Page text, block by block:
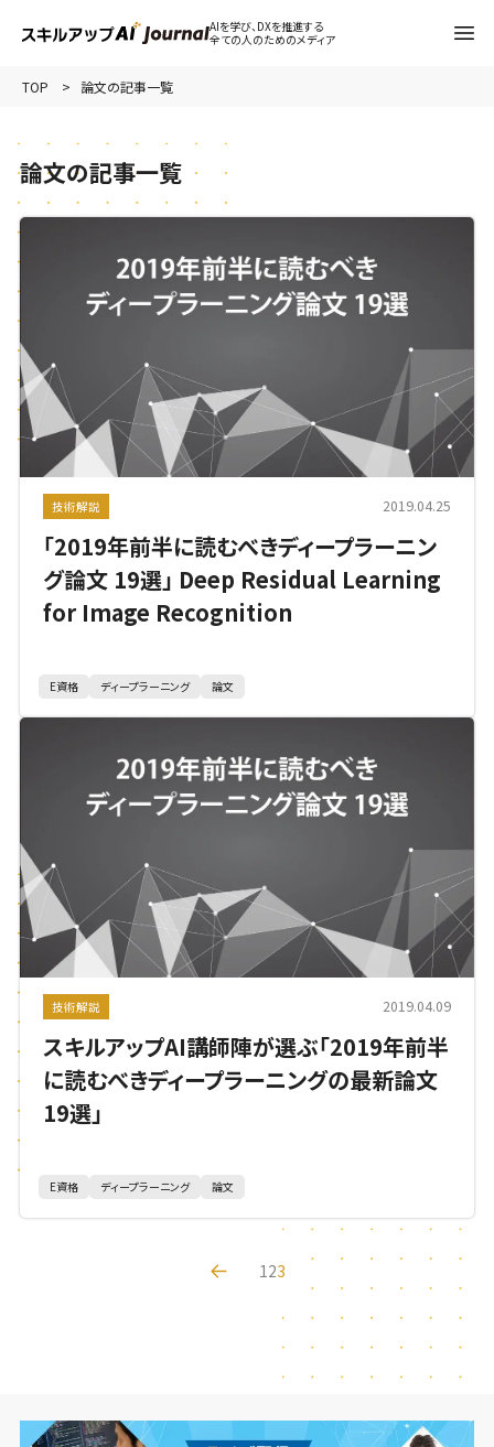
AIを学び、DXを推進する
全ての人のためのメディア
TOP 論文の記事一覧
論文の記事一覧
技術解説 2019.04.25
「2019年前半に読むべきディープラーニン
グ論文 19選」 Deep Residual Learning
for Image Recognition
E資格 ディープラーニング 論文
技術解説 2019.04.09
スキルアップAI講師陣が選ぶ「2019年前半
に読むべきディープラーニングの最新論文
19選」
E資格 ディープラーニング 論文
123